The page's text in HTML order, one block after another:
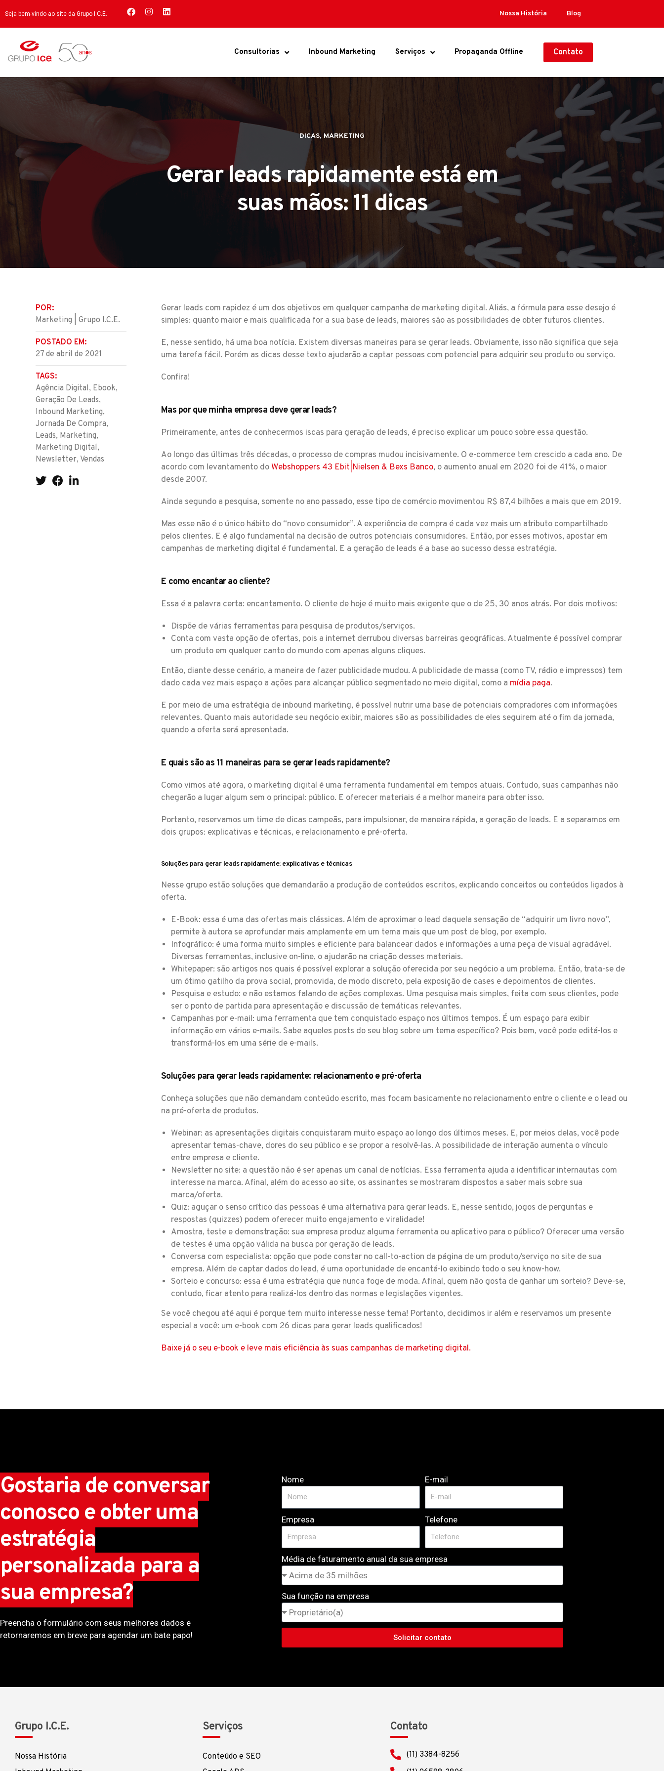
Seja bem-vindo ao site da Grupo I.C.E. Nossa História Blog
Consultorias Inbound Marketing Serviços Propaganda Offline Contato
DICAS, MARKETING
Gerar leads rapidamente está em
suas mãos: 11 dicas
Gerar leads com rapidez é um dos objetivos em qualquer campanha de marketing digital. Aliás, a fórmula para esse desejo é
simples: quanto maior e mais qualificada for a sua base de leads, maiores são as possibilidades de obter futuros clientes.
E, nesse sentido, há uma boa notícia. Existem diversas maneiras para se gerar leads. Obviamente, isso não significa que seja
uma tarefa fácil. Porém as dicas desse texto ajudarão a captar pessoas com potencial para adquirir seu produto ou serviço.
Confira!
Mas por que minha empresa deve gerar leads?
Primeiramente, antes de conhecermos iscas para geração de leads, é preciso explicar um pouco sobre essa questão.
Ao longo das últimas três décadas, o processo de compras mudou incisivamente. O e-commerce tem crescido a cada ano. De
acordo com levantamento do Webshoppers 43 Ebit|Nielsen & Bexs Banco, o aumento anual em 2020 foi de 41%, o maior
desde 2007.
Ainda segundo a pesquisa, somente no ano passado, esse tipo de comércio movimentou R$ 87,4 bilhões a mais que em 2019.
Mas esse não é o único hábito do “novo consumidor”. A experiência de compra é cada vez mais um atributo compartilhado
pelos clientes. E é algo fundamental na decisão de outros potenciais consumidores. Então, por esses motivos, apostar em
campanhas de marketing digital é fundamental. E a geração de leads é a base ao sucesso dessa estratégia.
E como encantar ao cliente?
Essa é a palavra certa: encantamento. O cliente de hoje é muito mais exigente que o de 25, 30 anos atrás. Por dois motivos:
Dispõe de várias ferramentas para pesquisa de produtos/serviços.
Conta com vasta opção de ofertas, pois a internet derrubou diversas barreiras geográficas. Atualmente é possível comprar
um produto em qualquer canto do mundo com apenas alguns cliques.
Então, diante desse cenário, a maneira de fazer publicidade mudou. A publicidade de massa (como TV, rádio e impressos) tem
dado cada vez mais espaço a ações para alcançar público segmentado no meio digital, como a mídia paga.
E por meio de uma estratégia de inbound marketing, é possível nutrir uma base de potenciais compradores com informações
relevantes. Quanto mais autoridade seu negócio exibir, maiores são as possibilidades de eles seguirem até o fim da jornada,
quando a oferta será apresentada.
E quais são as 11 maneiras para se gerar leads rapidamente?
Como vimos até agora, o marketing digital é uma ferramenta fundamental em tempos atuais. Contudo, suas campanhas não
chegarão a lugar algum sem o principal: público. E oferecer materiais é a melhor maneira para obter isso.
Portanto, reservamos um time de dicas campeãs, para impulsionar, de maneira rápida, a geração de leads. E a separamos em
dois grupos: explicativas e técnicas, e relacionamento e pré-oferta.
Soluções para gerar leads rapidamente: explicativas e técnicas
Nesse grupo estão soluções que demandarão a produção de conteúdos escritos, explicando conceitos ou conteúdos ligados à
oferta.
E-Book: essa é uma das ofertas mais clássicas. Além de aproximar o lead daquela sensação de “adquirir um livro novo”,
permite à autora se aprofundar mais amplamente em um tema mais que um post de blog, por exemplo.
Infográfico: é uma forma muito simples e eficiente para balancear dados e informações a uma peça de visual agradável.
Diversas ferramentas, inclusive on-line, o ajudarão na criação desses materiais.
Whitepaper: são artigos nos quais é possível explorar a solução oferecida por seu negócio a um problema. Então, trata-se de
um ótimo gatilho da prova social, promovida, de modo discreto, pela exposição de cases e depoimentos de clientes.
Pesquisa e estudo: e não estamos falando de ações complexas. Uma pesquisa mais simples, feita com seus clientes, pode
ser o ponto de partida para apresentação e discussão de temáticas relevantes.
Campanhas por e-mail: uma ferramenta que tem conquistado espaço nos últimos tempos. É um espaço para exibir
informação em vários e-mails. Sabe aqueles posts do seu blog sobre um tema específico? Pois bem, você pode editá-los e
transformá-los em uma série de e-mails.
Soluções para gerar leads rapidamente: relacionamento e pré-oferta
Conheça soluções que não demandam conteúdo escrito, mas focam basicamente no relacionamento entre o cliente e o lead ou
na pré-oferta de produtos.
Webinar: as apresentações digitais conquistaram muito espaço ao longo dos últimos meses. E, por meios delas, você pode
apresentar temas-chave, dores do seu público e se propor a resolvê-las. A possibilidade de interação aumenta o vínculo
entre empresa e cliente.
Newsletter no site: a questão não é ser apenas um canal de notícias. Essa ferramenta ajuda a identificar internautas com
interesse na marca. Afinal, além do acesso ao site, os assinantes se mostraram dispostos a saber mais sobre sua
marca/oferta.
Quiz: aguçar o senso crítico das pessoas é uma alternativa para gerar leads. E, nesse sentido, jogos de perguntas e
respostas (quizzes) podem oferecer muito engajamento e viralidade!
Amostra, teste e demonstração: sua empresa produz alguma ferramenta ou aplicativo para o público? Oferecer uma versão
de testes é uma opção válida na busca por geração de leads.
Conversa com especialista: opção que pode constar no call-to-action da página de um produto/serviço no site de sua
empresa. Além de captar dados do lead, é uma oportunidade de encantá-lo exibindo todo o seu know-how.
Sorteio e concurso: essa é uma estratégia que nunca foge de moda. Afinal, quem não gosta de ganhar um sorteio? Deve-se,
contudo, ficar atento para realizá-los dentro das normas e legislações vigentes.
Se você chegou até aqui é porque tem muito interesse nesse tema! Portanto, decidimos ir além e reservamos um presente
especial a você: um e-book com 26 dicas para gerar leads qualificados!
Baixe já o seu e-book e leve mais eficiência às suas campanhas de marketing digital.
POR:
Marketing | Grupo I.C.E.
POSTADO EM:
27 de abril de 2021
TAGS:
Agência Digital, Ebook,
Geração De Leads,
Inbound Marketing,
Jornada De Compra,
Leads, Marketing,
Marketing Digital,
Newsletter, Vendas
Gostaria de conversar
conosco e obter uma
estratégia
personalizada para a
sua empresa?
Preencha o formulário com seus melhores dados e
retornaremos em breve para agendar um bate papo!
Nome E-mail
Empresa Telefone
Média de faturamento anual da sua empresa
Sua função na empresa
Solicitar contato
Grupo I.C.E.
Nossa História
Serviços
Conteúdo e SEO
Contato
(11) 3384-8256